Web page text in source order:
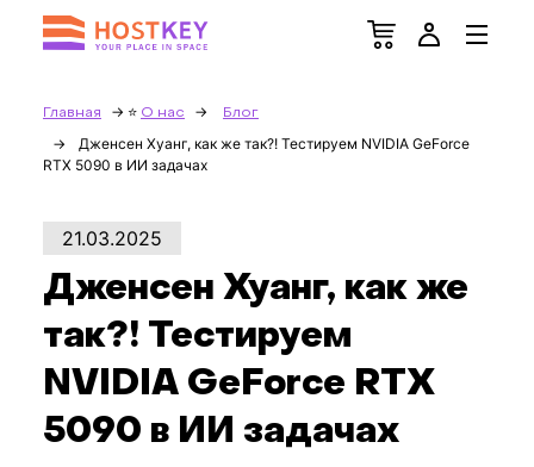
Главная О нас Блог
Дженсен Хуанг, как же так?! Тестируем NVIDIA GeForce
RTX 5090 в ИИ задачах
21.03.2025
Дженсен Хуанг, как же
так?! Тестируем
NVIDIA GeForce RTX
5090 в ИИ задачах